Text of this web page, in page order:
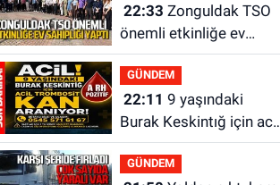
22:33
önemli etkinliğe ev
sahipliği yaptı
GÜNDEM
22:11
Burak Keskintığ için acil
Trombosit Arh (+) kana
ihtiyaç var
GÜNDEM